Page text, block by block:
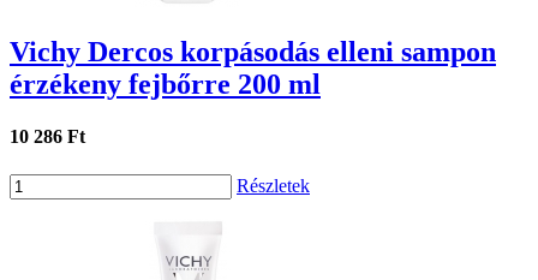
Vichy Dercos korpásodás elleni sampon
érzékeny fejbőrre 200 ml
10 286 Ft
Részletek